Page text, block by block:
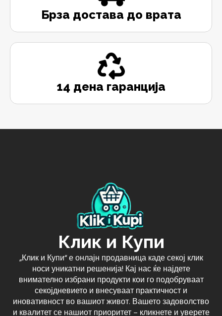
Брза достава до врата
14 дена гаранција
Клик и Купи
„Клик и Купи“ е онлајн продавница каде секој клик
носи уникатни решенија! Кај нас ќе најдете
внимателно избрани продукти кои го подобруваат
секојдневието и внесуваат практичност и
иновативност во вашиот живот. Вашето задоволство
и квалитет се нашиот приоритет – кликнете и уверете